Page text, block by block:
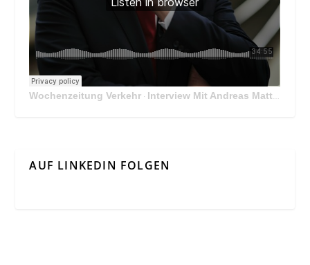
Wochenzeitung Verkehr · Interview Mit Andreas Matthä, CEO der ÖBB Holding
AUF LINKEDIN FOLGEN